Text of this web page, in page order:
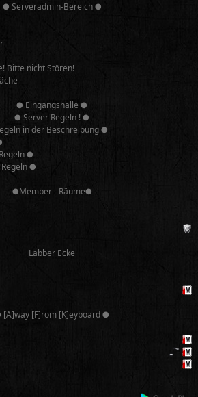
● Serveradmin-Bereich ●
Bitte nicht Stören!
● Eingangshalle ●
● Server Regeln ! ●
in der Beschreibung ●
●
●
●Member - Räume●
Labber Ecke
[A]way [F]rom [K]eyboard ●